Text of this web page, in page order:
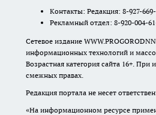
Контакты: Редакция: 8-927-
Рекламный отдел: 8-920-004-
Сетевое издание
информационных технологий и
Возрастная категория сайта 16+.
смежных правах.
Редакция портала не несет
«На информационном ресурсе